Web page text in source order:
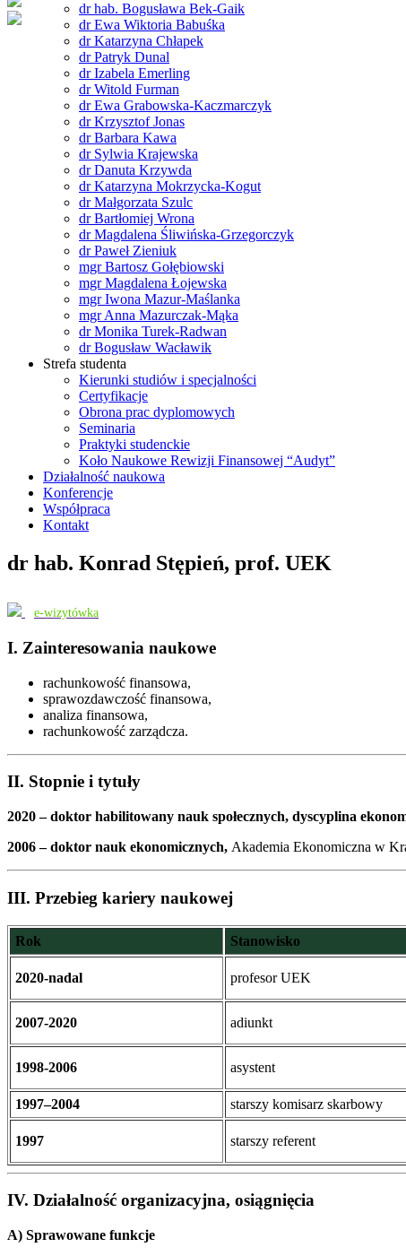
dr hab. Bogusława Bek-Gaik
dr Ewa Wiktoria Babuśka
dr Katarzyna Chłapek
dr Patryk Dunal
dr Izabela Emerling
dr Witold Furman
dr Ewa Grabowska-Kaczmarczyk
dr Krzysztof Jonas
dr Barbara Kawa
dr Sylwia Krajewska
dr Danuta Krzywda
dr Katarzyna Mokrzycka-Kogut
dr Małgorzata Szulc
dr Bartłomiej Wrona
dr Magdalena Śliwińska-Grzegorczyk
dr Paweł Zieniuk
mgr Bartosz Gołębiowski
mgr Magdalena Łojewska
mgr Iwona Mazur-Maślanka
mgr Anna Mazurczak-Mąka
dr Monika Turek-Radwan
dr Bogusław Wacławik
Strefa studenta
Kierunki studiów i specjalności
Certyfikacje
Obrona prac dyplomowych
Seminaria
Praktyki studenckie
Koło Naukowe Rewizji Finansowej “Audyt”
Działalność naukowa
Konferencje
Współpraca
Kontakt
dr hab. Konrad Stępień, prof. UEK
e-wizytówka
I. Zainteresowania naukowe
rachunkowość finansowa,
sprawozdawczość finansowa,
analiza finansowa,
rachunkowość zarządcza.
II. Stopnie i tytuły
2020 – doktor habilitowany nauk społecznych, dyscyplina
2006 – doktor nauk ekonomicznych, Akademia Ekonomiczna w
III. Przebieg kariery naukowej
Rok Stanowisko
2020-nadal profesor UEK
2007-2020 adiunkt
1998-2006 asystent
1997–2004
starszy komisarz skarbowy
1997 starszy referent
IV. Działalność organizacyjna, osiągnięcia
A) Sprawowane funkcje